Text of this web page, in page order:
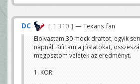
DC 1 310 — Texans fan
Elolvastam 30 mock draftot, egyik
napnál. Kiírtam a jóslatokat,
megosztom veletek az eredményt.
1. KÖR: